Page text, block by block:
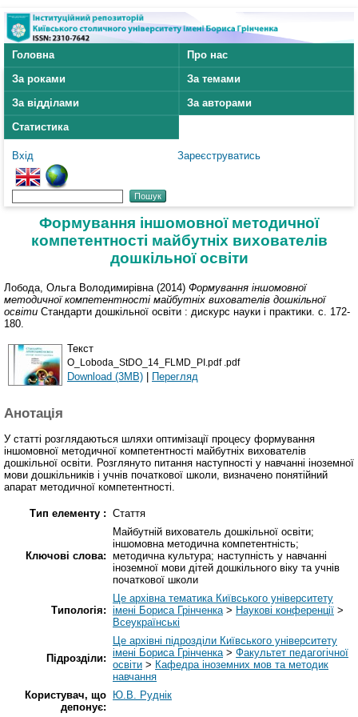
Головна
Про нас
За роками
За темами
За відділами
За авторами
Статистика
Вхід Зареєструватись
Формування іншомовної методичної
компетентності майбутніх вихователів
дошкільної освіти
Лобода, Ольга Володимирівна (2014) Формування іншомовної
методичної компетентності майбутніх вихователів дошкільної
освіти Стандарти дошкільної освіти : дискурс науки і практики. с. 172-
180.
Текст
O_Loboda_StDO_14_FLMD_PI.pdf .pdf
Download (3MB) | Перегляд
Анотація
У статті розглядаються шляхи оптимізації процесу формування
іншомовної методичної компетентності майбутніх вихователів
дошкільної освіти. Розглянуто питання наступності у навчанні іноземної
мови дошкільників і учнів початкової школи, визначено понятійний
апарат методичної компетентності.
Тип елементу : Стаття
Ключові слова:
Майбутній вихователь дошкільної освіти;
іншомовна методична компетентність;
методична культура; наступність у навчанні
іноземної мови дітей дошкільного віку та учнів
початкової школи
Типологія:
Це архівна тематика Київського університету
імені Бориса Грінченка> Наукові конференції >
Всеукраїнські
Підрозділи:
Це архівні підрозділи Київського університету
імені Бориса Грінченка> Факультет педагогічної
освіти > Кафедра іноземних мов та методик
навчання
Користувач, що
депонує:
Ю.В. Руднік